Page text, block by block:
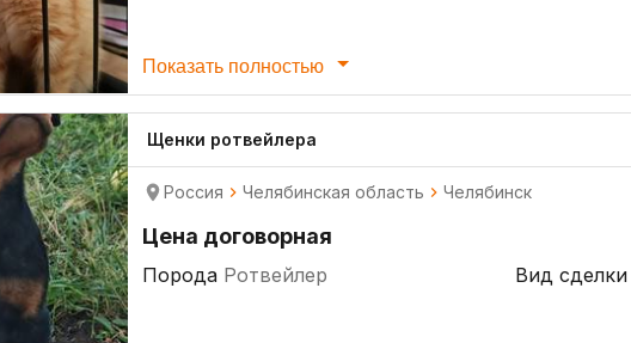
Показать полностью
Щенки ротвейлера
Россия Челябинская область Челябинск
Цена договорная
Порода Ротвейлер Вид сделки